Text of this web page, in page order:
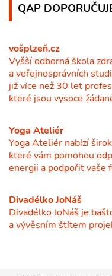
QAP
vošplzeň.cz
Vyšší odborná škola
a veřejnosprávních
již více než 30 let
které jsou vysoce
Yoga Ateliér
Yoga Ateliér nabízí
které vám pomohou
energii a podpořit vaše
Divadélko JoNáš
Divadélko JoNáš je
a vývěsním štítem